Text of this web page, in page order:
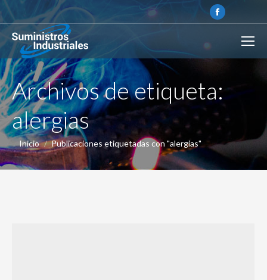
Archivos de etiqueta:
alergias
Estás aquí:
Inicio Publicaciones etiquetadas con "alergias"